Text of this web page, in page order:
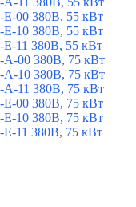
00 380В, 55 кВт
10 380В, 55 кВт
11 380В, 55 кВт
00 380В, 75 кВт
10 380В, 75 кВт
11 380В, 75 кВт
00 380В, 75 кВт
10 380В, 75 кВт
11 380В, 75 кВт